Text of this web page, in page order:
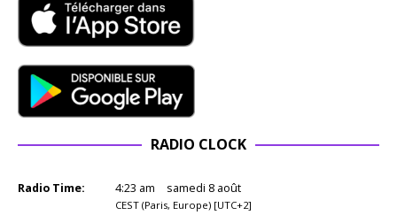
RADIO CLOCK
Radio Time: 4:23 am samedi 8 août
CEST (Paris, Europe) [UTC+2]